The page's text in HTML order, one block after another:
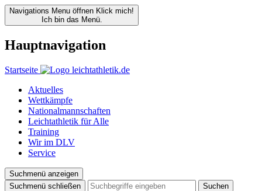
Navigations Menu öffnen Klick mich!
Ich bin das Menü.
Hauptnavigation
Startseite
Aktuelles
Wettkämpfe
Nationalmannschaften
Leichtathletik für Alle
Training
Wir im DLV
Service
Suchmenü anzeigen
Suchmenü schließen
Suchen